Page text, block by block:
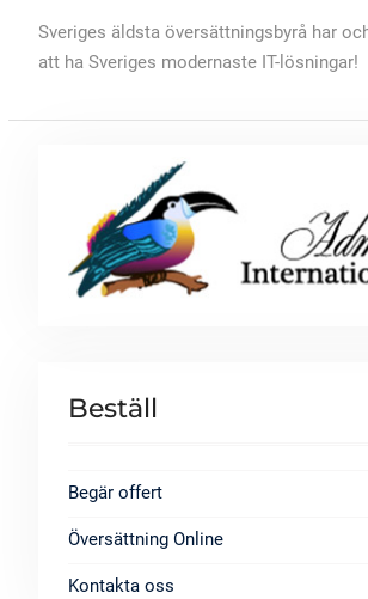
Sveriges äldsta översättningsbyrå har
att ha Sveriges modernaste IT-lösningar!
Beställ
Begär offert
Översättning Online
Kontakta oss